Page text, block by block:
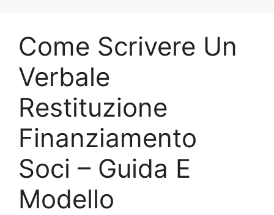
Come Scrivere Un
Verbale
Restituzione
Finanziamento
Soci​ – Guida E
Modello